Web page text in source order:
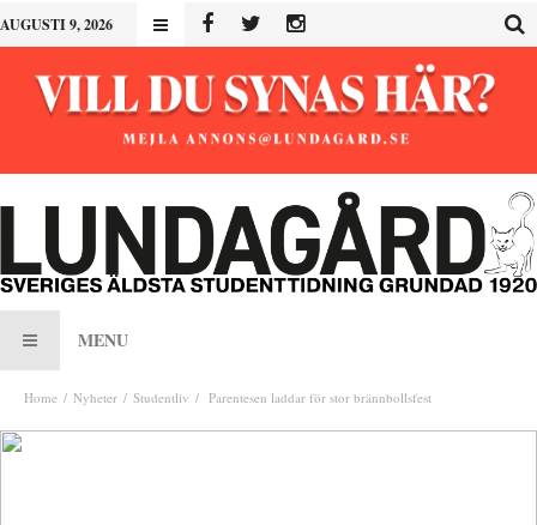
AUGUSTI 9, 2026
MENU
Home Nyheter Studentliv Parentesen laddar för stor brännbollsfest